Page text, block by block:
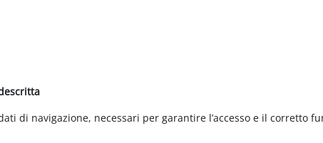
di navigazione, necessari per garantire l’accesso e il corretto